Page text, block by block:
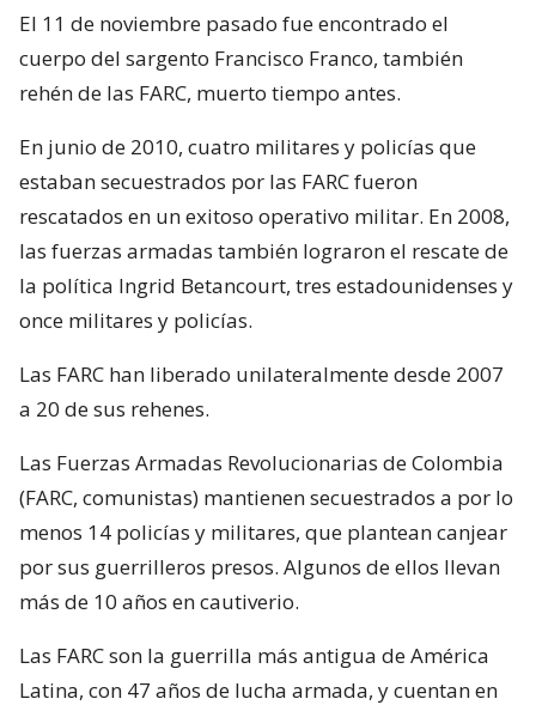
El 11 de noviembre pasado fue encontrado el
cuerpo del sargento Francisco Franco, también
rehén de las FARC, muerto tiempo antes.
En junio de 2010, cuatro militares y policías que
estaban secuestrados por las FARC fueron
rescatados en un exitoso operativo militar. En 2008,
las fuerzas armadas también lograron el rescate de
la política Ingrid Betancourt, tres estadounidenses y
once militares y policías.
Las FARC han liberado unilateralmente desde 2007
a 20 de sus rehenes.
Las Fuerzas Armadas Revolucionarias de Colombia
(FARC, comunistas) mantienen secuestrados a por lo
menos 14 policías y militares, que plantean canjear
por sus guerrilleros presos. Algunos de ellos llevan
más de 10 años en cautiverio.
Las FARC son la guerrilla más antigua de América
Latina, con 47 años de lucha armada, y cuentan en